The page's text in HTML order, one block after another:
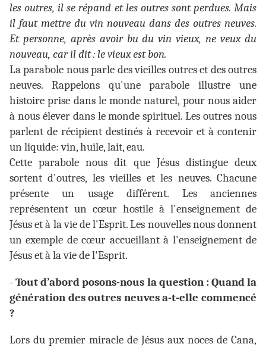
les outres, il se répand et les outres sont perdues. Mais
il faut mettre du vin nouveau dans des outres neuves.
Et personne, après avoir bu du vin vieux, ne veux du
nouveau, car il dit : le vieux est bon.
La parabole nous parle des vieilles outres et des outres
neuves. Rappelons qu'une parabole illustre une
histoire prise dans le monde naturel, pour nous aider
à nous élever dans le monde spirituel. Les outres nous
parlent de récipient destinés à recevoir et à contenir
un liquide: vin, huile, lait, eau.
Cette parabole nous dit que Jésus distingue deux
sortent d'outres, les vieilles et les neuves. Chacune
présente un usage différent. Les anciennes
représentent un cœur hostile à l'enseignement de
Jésus et à la vie de l'Esprit. Les nouvelles nous donnent
un exemple de cœur accueillant à l'enseignement de
Jésus et à la vie de l'Esprit.
-Tout d’abord posons-nous la question : Quand la
génération des outres neuves a-t-elle commencé
?
Lors du premier miracle de Jésus aux noces de Cana,